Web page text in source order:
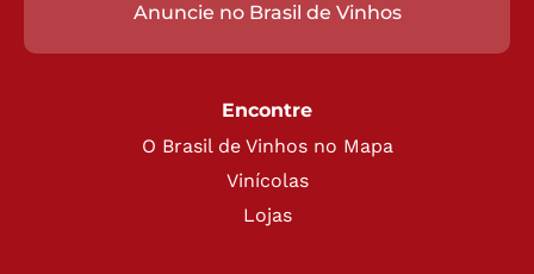
Anuncie no Brasil de Vinhos
Encontre
O Brasil de Vinhos no Mapa
Vinícolas
Lojas